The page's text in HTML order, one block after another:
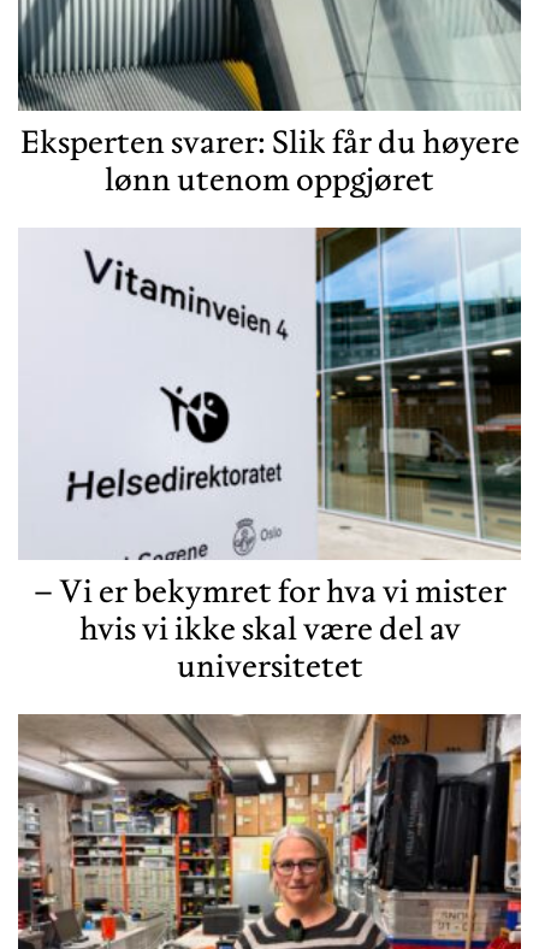
Eksperten svarer: Slik får du høyere
lønn utenom oppgjøret
– Vi er bekymret for hva vi mister
hvis vi ikke skal være del av
universitetet